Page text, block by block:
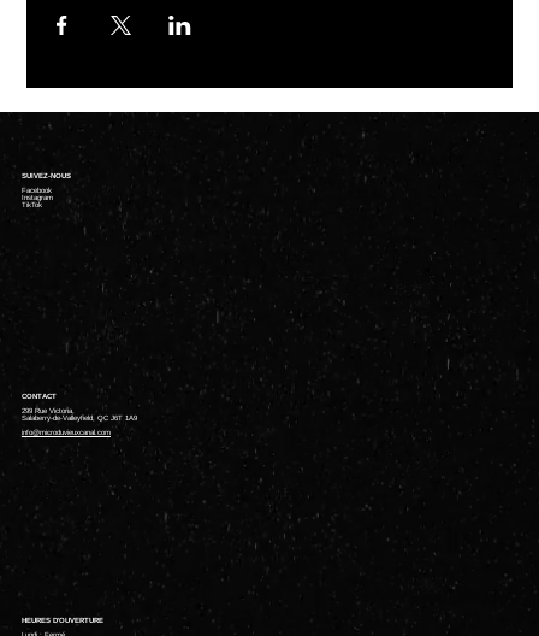
CONTACT
299 Rue Victoria,
Salaberry-de-Valleyfield, QC J6T 1A9
info@microduvieuxcanal.com
HEURES D'OUVERTURE
SUIVEZ-NOUS
Facebook
Instagram
TikTok